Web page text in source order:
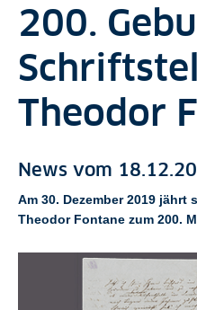
200.
Theodor
News vom
Am 30. Dezember 2019
Theodor Fontane zum 200.